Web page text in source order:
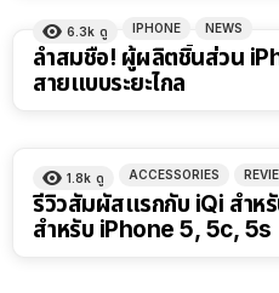
6.3k ดู IPHONE NEWS
ล้ำสมชื่อ! ผู้ผลิตชิ้นส่วน
สายแบบระยะไกล
1.8k ดู ACCESSORIES
รีวิวสัมผัสแรกกับ iQi สำห
สำหรับ iPhone 5, 5c, 5s